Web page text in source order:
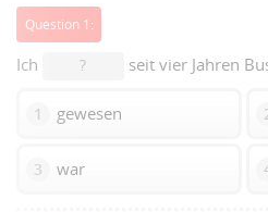
Question 1:
Ich ? seit vier Jahren
1 gewesen
3 war